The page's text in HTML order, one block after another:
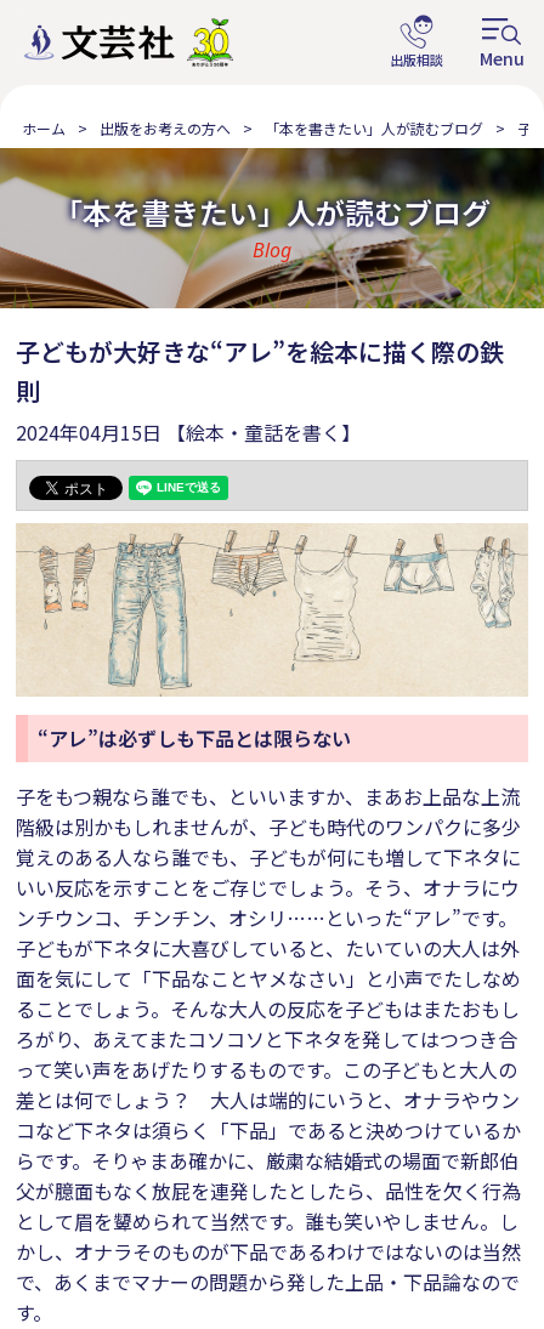
ホーム 出版をお考えの方へ 「本を書きたい」人が読むブログ 子
「本を書きたい」人が読むブログ
Blog
子どもが大好きな“アレ”を絵本に描く際の鉄
則
2024年04月15日 【絵本・童話を書く】
“アレ”は必ずしも下品とは限らない
子をもつ親なら誰でも、といいますか、まあお上品な上流
階級は別かもしれませんが、子ども時代のワンパクに多少
覚えのある人なら誰でも、子どもが何にも増して下ネタに
いい反応を示すことをご存じでしょう。そう、オナラにウ
ンチウンコ、チンチン、オシリ……といった“アレ”です。
子どもが下ネタに大喜びしていると、たいていの大人は外
面を気にして「下品なことヤメなさい」と小声でたしなめ
ることでしょう。そんな大人の反応を子どもはまたおもし
ろがり、あえてまたコソコソと下ネタを発してはつつき合
って笑い声をあげたりするものです。この子どもと大人の
差とは何でしょう？ 大人は端的にいうと、オナラやウン
コなど下ネタは須らく「下品」であると決めつけているか
らです。そりゃまあ確かに、厳粛な結婚式の場面で新郎伯
父が臆面もなく放屁を連発したとしたら、品性を欠く行為
として眉を顰められて当然です。誰も笑いやしません。し
かし、オナラそのものが下品であるわけではないのは当然
で、あくまでマナーの問題から発した上品・下品論なので
す。